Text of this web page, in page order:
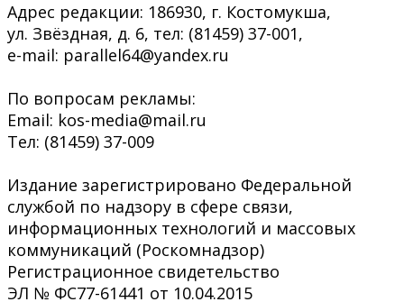
Адрес редакции: 186930, г. Костомукша,
ул. Звёздная, д. 6, тел: (81459) 37-001,
e-mail: parallel64@yandex.ru
По вопросам рекламы:
Email: kos-media@mail.ru
Тел: (81459) 37-009
Издание зарегистрировано Федеральной
службой по надзору в сфере связи,
информационных технологий и массовых
коммуникаций (Роскомнадзор)
Регистрационное свидетельство
ЭЛ № ФС77-61441 от 10.04.2015